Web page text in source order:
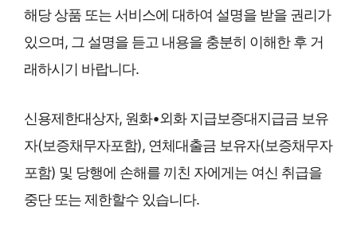
해당 상품 또는 서비스에 대하여 설명을 받을 권리가
있으며, 그 설명을 듣고 내용을 충분히 이해한 후 거
래하시기 바랍니다.
신용제한대상자, 원화•외화 지급보증대지급금 보유
자(보증채무자포함), 연체대출금 보유자(보증채무자
포함) 및 당행에 손해를 끼친 자에게는 여신 취급을
중단 또는 제한할수 있습니다.